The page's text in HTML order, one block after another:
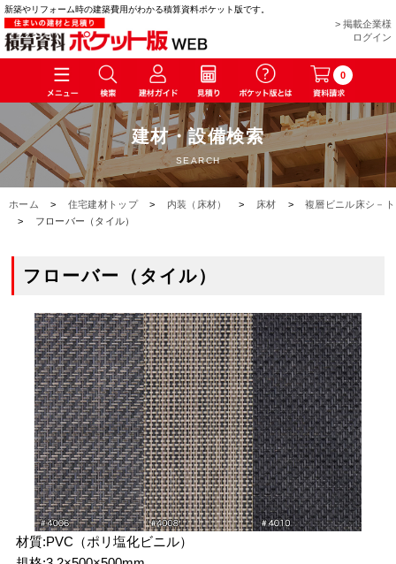
新築やリフォーム時の建築費用がわかる積算資料ポケット版です。
> 掲載企業様
ログイン
0
建材・設備検索
SEARCH
ホーム > 住宅建材トップ > 内装（床材） > 床材 >
複層ビニル床シ－ト
>
フローバー（タイル）
フローバー（タイル）
材質:PVC（ポリ塩化ビニル）